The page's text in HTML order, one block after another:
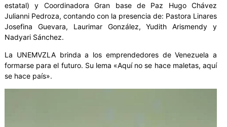
estatal) y Coordinadora Gran base de Paz Hugo Chávez
Julianni Pedroza, contando con la presencia de: Pastora Linares
Josefina Guevara, Laurimar González, Yudith Arismendy y
Nadyari Sánchez.
La UNEMVZLA brinda a los emprendedores de Venezuela a
formarse para el futuro. Su lema «Aquí no se hace maletas, aquí
se hace país».